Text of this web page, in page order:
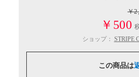
￥
￥500
ショップ： STRIPE
この商品は